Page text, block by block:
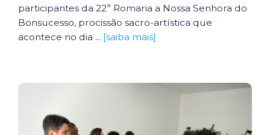
participantes da 22ª Romaria a Nossa Senhora do
Bonsucesso, procissão sacro-artística que
acontece no dia ... [saiba mais]